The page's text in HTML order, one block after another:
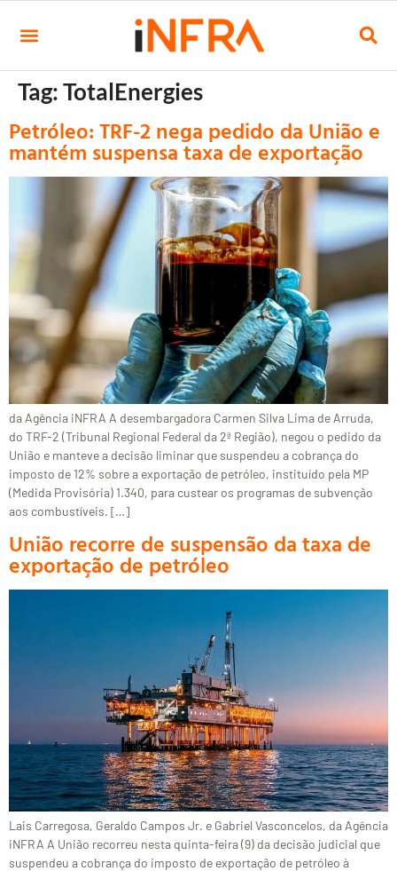
Tag:TotalEnergies
Petróleo: TRF-2 nega pedido da União e
mantém suspensa taxa de exportação
da Agência iNFRA A desembargadora Carmen Silva Lima de Arruda,
do TRF-2 (Tribunal Regional Federal da 2ª Região), negou o pedido da
União e manteve a decisão liminar que suspendeu a cobrança do
imposto de 12% sobre a exportação de petróleo, instituído pela MP
(Medida Provisória) 1.340, para custear os programas de subvenção
aos combustíveis. […]
União recorre de suspensão da taxa de
exportação de petróleo
Lais Carregosa, Geraldo Campos Jr. e Gabriel Vasconcelos, da Agência
iNFRA A União recorreu nesta quinta-feira (9) da decisão judicial que
suspendeu a cobrança do imposto de exportação de petróleo à